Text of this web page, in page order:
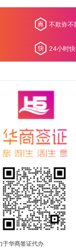
不欺诈不
24小时
于华商签证代办